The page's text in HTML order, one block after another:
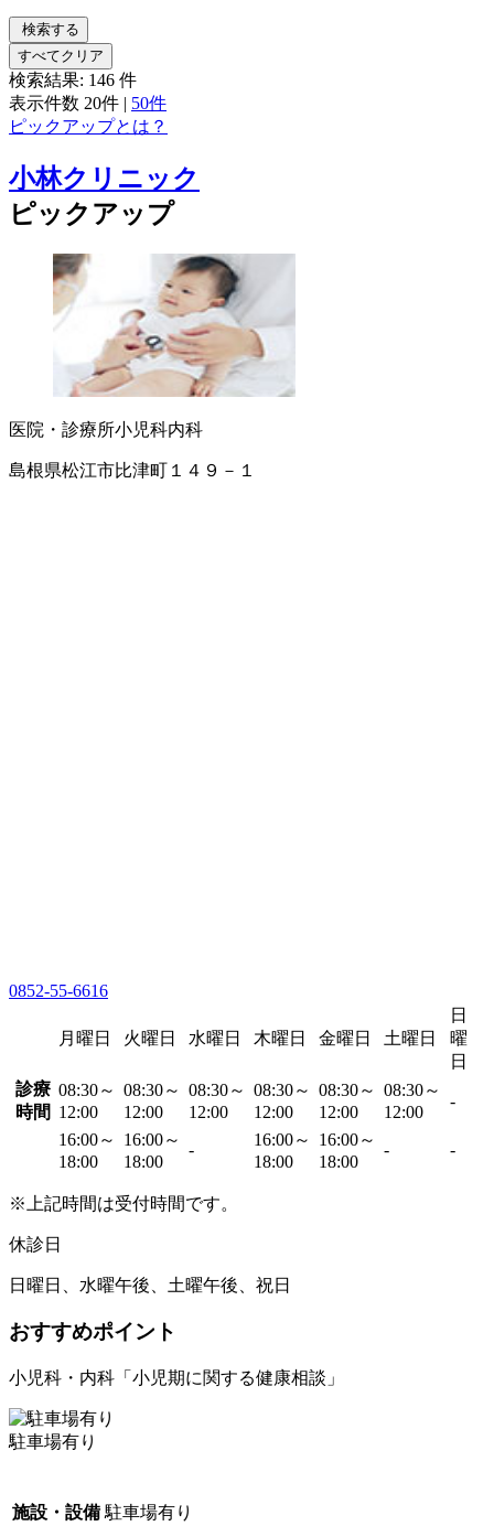
検索する
すべてクリア
検索結果: 146 件
表示件数 20件 | 50件
ピックアップとは？
小林クリニック
ピックアップ
医院・診療所小児科内科
島根県松江市比津町１４９－１
0852-55-6616
月曜日 火曜日 水曜日 木曜日 金曜日 土曜日
日
曜
日
診療
時間
08:30～
12:00
08:30～
12:00
08:30～
12:00
08:30～
12:00
08:30～
12:00
08:30～
12:00
-
16:00～
18:00
16:00～
18:00
-
16:00～
18:00
16:00～
18:00
- -
※上記時間は受付時間です。
休診日
日曜日、水曜午後、土曜午後、祝日
おすすめポイント
小児科・内科「小児期に関する健康相談」
駐車場有り
施設・設備 駐車場有り